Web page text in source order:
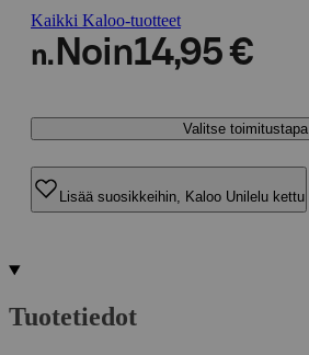
Kaikki Kaloo-tuotteet
n. Noin14,95 €
Valitse toimitustapa
Lisää suosikkeihin, Kaloo Unilelu kettu
Tuotetiedot